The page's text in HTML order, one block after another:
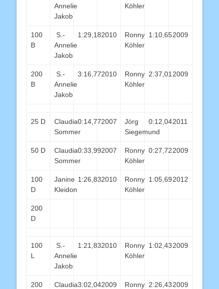
Annelie
Jakob
Köhler
100
B
S.-
Annelie
Jakob
1:29,182010
Ronny
Köhler
1:10,652009
200
B
S.-
Annelie
Jakob
3:16,772010
Ronny
Köhler
2:37,01 2009
25 D
Claudia
Sommer
0:14,772007
Jörg
Siegemund
0:12,042011
50 D
Claudia
Sommer
0:33,992007
Ronny
Köhler
0:27,722009
100
D
Janine
Kleidon
1:26,832010
Ronny
Köhler
1:05,692012
200
D
100
L
S.-
Annelie
Jakob
1:21,832010
Ronny
Köhler
1:02,432009
200
Claudia3:02,042009
Ronny 2:26,432009